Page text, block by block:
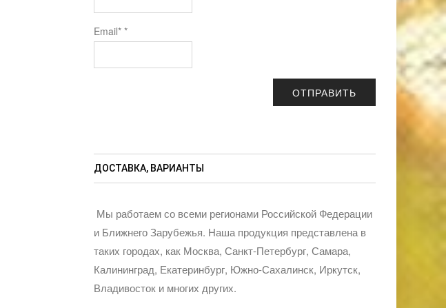
Email**
ДОСТАВКА, ВАРИАНТЫ
Мы работаем со всеми регионами Российской Федерации
и Ближнего Зарубежья. Наша продукция представлена в
таких городах, как Москва, Санкт-Петербург, Самара,
Калининград, Екатеринбург, Южно-Сахалинск, Иркутск,
Владивосток и многих других.